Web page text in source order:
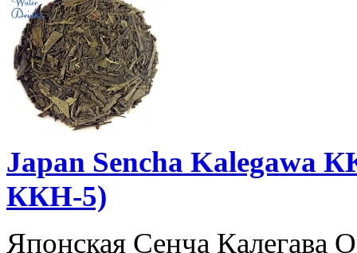
Japan Sencha Kalegawa
ККН-5)
Японская Сенча Калегава